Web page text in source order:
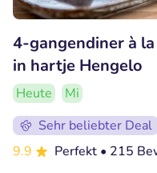
4-gangendiner à
in hartje Hengelo
Heute
Mi
Sehr beliebter Deal
9.9
Perfekt • 215